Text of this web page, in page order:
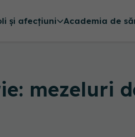
și afecțiuni Academia de
mezeluri